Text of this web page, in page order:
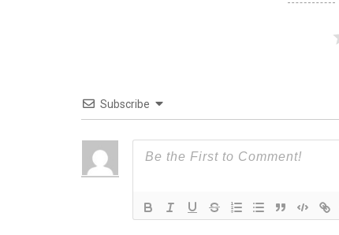
Subscribe